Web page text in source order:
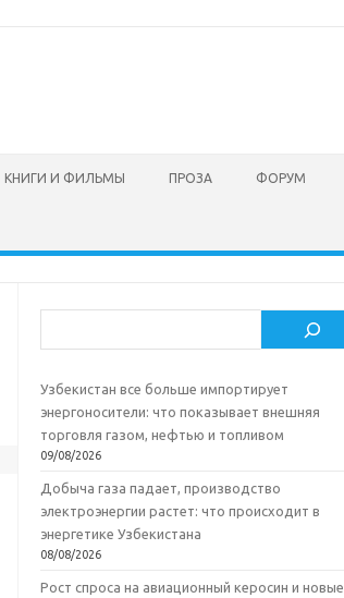
КНИГИ И ФИЛЬМЫ ПРОЗА ФОРУМ
Узбекистан все больше импортирует
энергоносители: что показывает внешняя
торговля газом, нефтью и топливом
09/08/2026
Добыча газа падает, производство
электроэнергии растет: что происходит в
энергетике Узбекистана
08/08/2026
Рост спроса на авиационный керосин и новые